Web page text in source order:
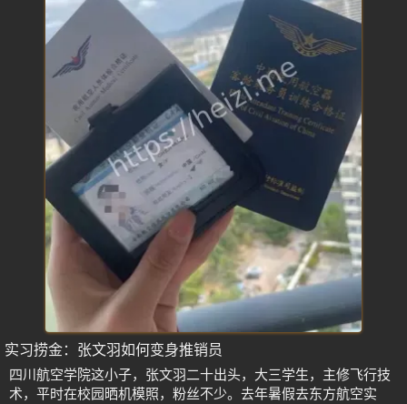
实习捞金：张文羽如何变身推销员
四川航空学院这小子，张文羽二十出头，大三学生，主修飞行技
术，平时在校园晒机模照，粉丝不少。去年暑假去东方航空实